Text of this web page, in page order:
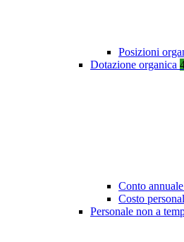
Posizioni
Dotazione organica
Conto
Costo
Personale non a